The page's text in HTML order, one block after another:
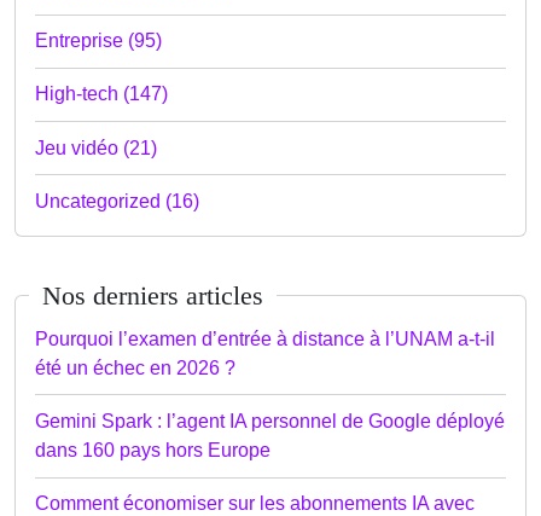
Entreprise (95)
High-tech (147)
Jeu vidéo (21)
Uncategorized (16)
Nos derniers articles
Pourquoi l’examen d’entrée à distance à l’UNAM a-t-il
été un échec en 2026 ?
Gemini Spark : l’agent IA personnel de Google déployé
dans 160 pays hors Europe
Comment économiser sur les abonnements IA avec